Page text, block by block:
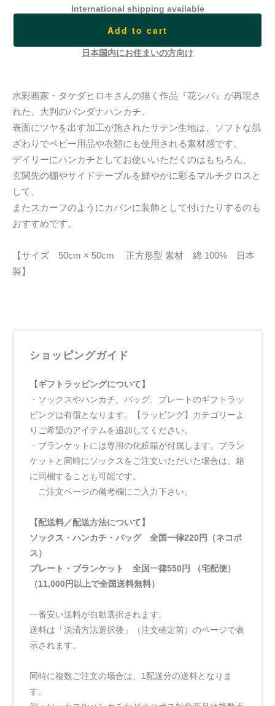
International shipping available
Add to cart
日本国内にお住まいの方向け
水彩画家・タケダヒロキさんの描く作品『花シバ』が再現さ
れた、大判のバンダナハンカチ。
表面にツヤを出す加工が施されたサテン生地は、ソフトな肌
ざわりでベビー用品や衣類にも使用される素材感です。
デイリーにハンカチとしてお使いいただくのはもちろん、
玄関先の棚やサイドテーブルを鮮やかに彩るマルチクロスと
して、
またスカーフのようにカバンに装飾として付けたりするのも
おすすめです。
【サイズ 50cm × 50cm 正方形型 素材 綿 100% 日本
製】
ショッピングガイド
【ギフトラッピングについて】
・ソックスやハンカチ、バッグ、プレートのギフトラッ
ピングは有償となります。【ラッピング】カテゴリーよ
りご希望のアイテムを追加してください。
・ブランケットには専用の化粧箱が付属します。ブラン
ケットと同時にソックスをご注文いただいた場合は、箱
に同梱することも可能です。
ご注文ページの備考欄にご入力下さい。
【配送料／配送方法について】
ソックス・ハンカチ・バッグ 全国一律220円（ネコポ
ス）
プレート・ブランケット 全国一律550円 （宅配便）
（11,000円以上で全国送料無料）
一番安い送料が自動選択されます。
送料は「決済方法選択後」（注文確定前）のページで表
示されます。
同時に複数ご注文の場合は、1配送分の送料となりま
す。